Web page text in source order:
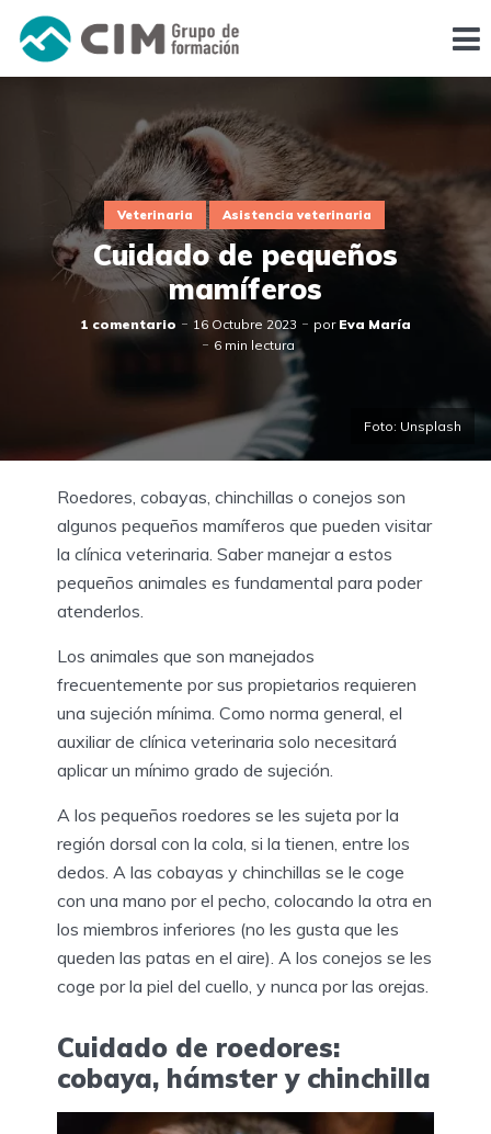
Foto: Unsplash
Veterinaria Asistencia veterinaria
Cuidado de pequeños
mamíferos
1 comentario 16 Octubre 2023 por Eva María
6 min lectura
Roedores, cobayas, chinchillas o conejos son
algunos pequeños mamíferos que pueden visitar
la clínica veterinaria. Saber manejar a estos
pequeños animales es fundamental para poder
atenderlos.
Los animales que son manejados
frecuentemente por sus propietarios requieren
una sujeción mínima. Como norma general, el
auxiliar de clínica veterinaria solo necesitará
aplicar un mínimo grado de sujeción.
A los pequeños roedores se les sujeta por la
región dorsal con la cola, si la tienen, entre los
dedos. A las cobayas y chinchillas se le coge
con una mano por el pecho, colocando la otra en
los miembros inferiores (no les gusta que les
queden las patas en el aire). A los conejos se les
coge por la piel del cuello, y nunca por las orejas.
Cuidado de roedores:
cobaya, hámster y chinchilla